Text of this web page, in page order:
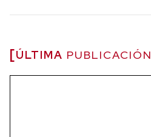
ÚLTIMA PUBLICACIÓN